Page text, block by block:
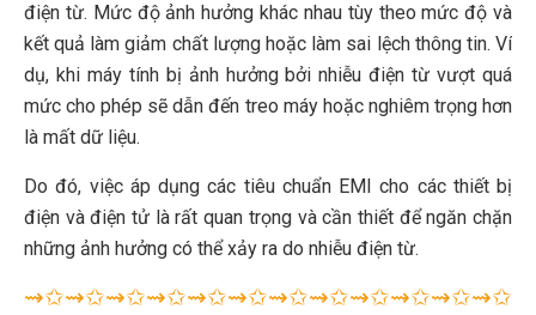
điện từ. Mức độ ảnh hưởng khác nhau tùy theo mức độ và
kết quả làm giảm chất lượng hoặc làm sai lệch thông tin. Ví
dụ, khi máy tính bị ảnh hưởng bởi nhiễu điện từ vượt quá
mức cho phép sẽ dẫn đến treo máy hoặc nghiêm trọng hơn
là mất dữ liệu.
Do đó, việc áp dụng các tiêu chuẩn EMI cho các thiết bị
điện và điện tử là rất quan trọng và cần thiết để ngăn chặn
những ảnh hưởng có thể xảy ra do nhiễu điện từ.
⇝✩⇝✩⇝✩⇝✩⇝✩⇝✩⇝✩⇝✩⇝✩⇝✩⇝✩⇝✩⇝